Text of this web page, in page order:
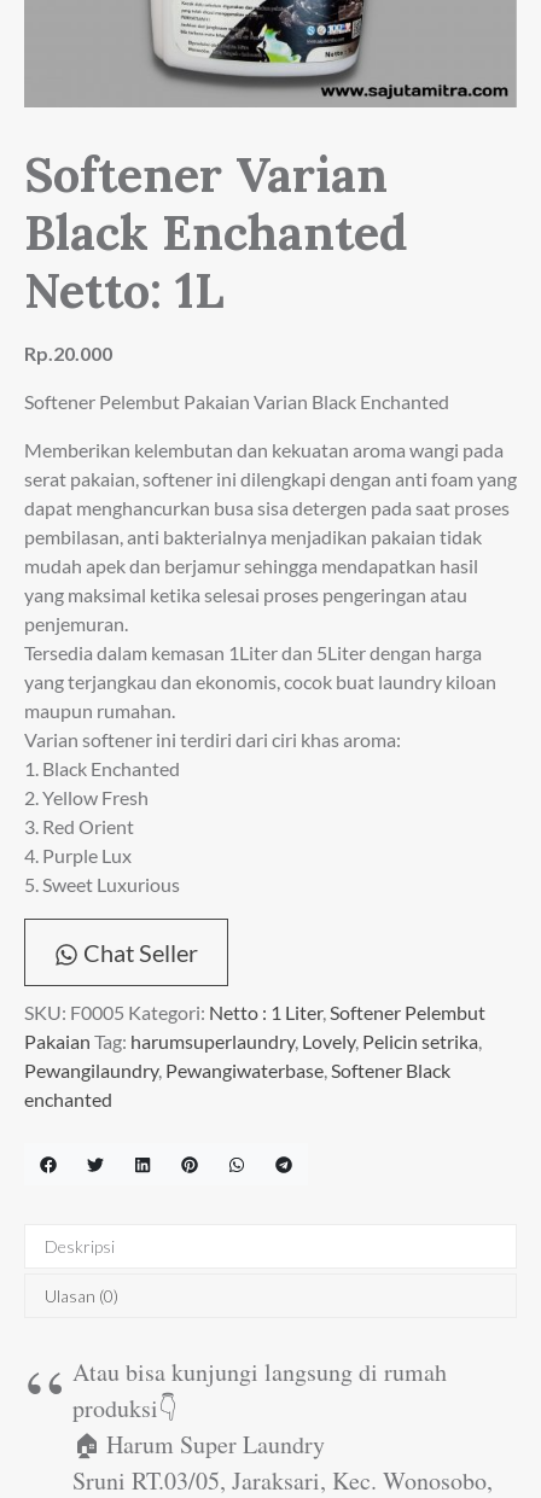
Softener Varian
Black Enchanted
Netto: 1L
Rp.20.000
Softener Pelembut Pakaian Varian Black Enchanted
Memberikan kelembutan dan kekuatan aroma wangi pada
serat pakaian, softener ini dilengkapi dengan anti foam yang
dapat menghancurkan busa sisa detergen pada saat proses
pembilasan, anti bakterialnya menjadikan pakaian tidak
mudah apek dan berjamur sehingga mendapatkan hasil
yang maksimal ketika selesai proses pengeringan atau
penjemuran.
Tersedia dalam kemasan 1Liter dan 5Liter dengan harga
yang terjangkau dan ekonomis, cocok buat laundry kiloan
maupun rumahan.
Varian softener ini terdiri dari ciri khas aroma:
1. Black Enchanted
2. Yellow Fresh
3. Red Orient
4. Purple Lux
5. Sweet Luxurious
Chat Seller
SKU: F0005 Kategori: Netto : 1 Liter,Softener Pelembut
Pakaian Tag: harumsuperlaundry, Lovely, Pelicin setrika,
Pewangilaundry, Pewangiwaterbase,Softener Black
enchanted
Deskripsi
Ulasan (0)
Atau bisa kunjungi langsung di rumah
produksi👇
🏠 Harum Super Laundry
Sruni RT.03/05, Jaraksari, Kec. Wonosobo,